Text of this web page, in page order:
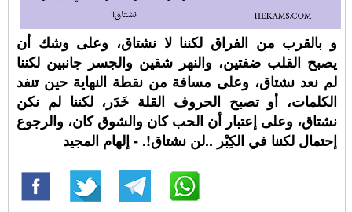
و بالقرب من الفراق لكننا لا نشتاق، وعلى وشك أن
يصبح القلب ضفتين، والنهر شقين والجسر جانبين لكننا
لم نعد نشتاق، وعلى مسافة من نقطة النهاية حين تنفد
الكلمات، أو تصبح الحروف القلة خَدَر، لكننا لم نكن
نشتاق، وعلى إعتبار أن الحب كان والشوق كان، والرجوع
إحتمال لكننا في الكِبْر ..لن نشتاق!. - إلهام المجيد